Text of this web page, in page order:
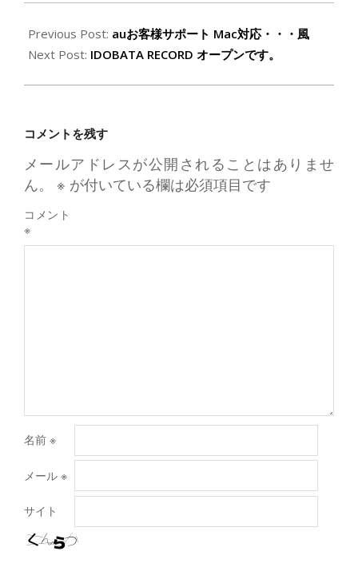
Previous Post: auお客様サポート Mac対応・・・風
Next Post: IDOBATA RECORD オープンです。
コメントを残す
メールアドレスが公開されることはありませ
ん。
※ が付いている欄は必須項目です
コメント
※
名前 ※
メール ※
サイト